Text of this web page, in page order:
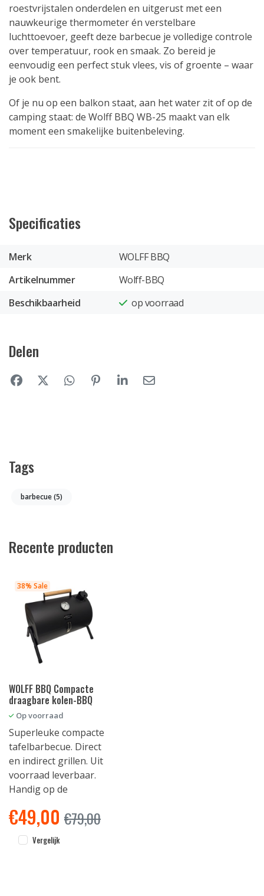
roestvrijstalen onderdelen en uitgerust met een
nauwkeurige thermometer én verstelbare
luchttoevoer, geeft deze barbecue je volledige controle
over temperatuur, rook en smaak. Zo bereid je
eenvoudig een perfect stuk vlees, vis of groente – waar
je ook bent.
Of je nu op een balkon staat, aan het water zit of op de
camping staat: de Wolff BBQ WB-25 maakt van elk
moment een smakelijke buitenbeleving.
Specificaties
Merk
WOLFF BBQ
Artikelnummer
Wolff-BBQ
Beschikbaarheid
op voorraad
Delen
Tags
barbecue(5)
Recente producten
38% Sale
WOLFF BBQ Compacte
draagbare kolen-BBQ
Op voorraad
Superleuke compacte
tafelbarbecue. Direct
en indirect grillen. Uit
voorraad leverbaar.
Handig op de
€49,00 €79,00
Vergelijk